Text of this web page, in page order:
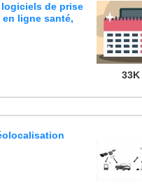
de prise
ligne santé,
33K